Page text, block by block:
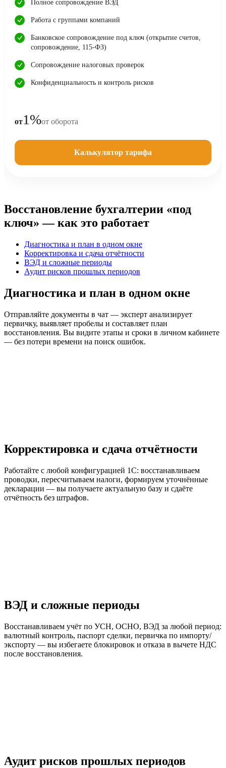
Полное сопровождение ВЭД
Работа с группами компаний
Банковское сопровождение под ключ (открытие счетов,
сопровождение, 115-ФЗ)
Сопровождение налоговых проверок
Конфиденциальность и контроль рисков
от1%от оборота
Калькулятор тарифа
Восстановление бухгалтерии «под
ключ» — как это работает
Диагностика и план в одном окне
Корректировка и сдача отчётности
ВЭД и сложные периоды
Аудит рисков прошлых периодов
Диагностика и план в одном окне
Отправляйте документы в чат — эксперт анализирует
первичку, выявляет пробелы и составляет план
восстановления. Вы видите этапы и сроки в личном кабинете
— без потери времени на поиск ошибок.
Корректировка и сдача отчётности
Работайте с любой конфигурацией 1С: восстанавливаем
проводки, пересчитываем налоги, формируем уточнённые
декларации — вы получаете актуальную базу и сдаёте
отчётность без штрафов.
ВЭД и сложные периоды
Восстанавливаем учёт по УСН, ОСНО, ВЭД за любой период:
валютный контроль, паспорт сделки, первичка по импорту/
экспорту — вы избегаете блокировок и отказа в вычете НДС
после восстановления.
Аудит рисков прошлых периодов